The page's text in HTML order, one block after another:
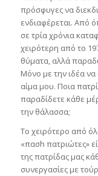
πρόσφυγες να
ενδιαφέρεται. Από
σε τρία χρόνια
χειρότερη από το
θύματα, αλλά
Μόνο με την ιδέα
αίμα μου. Ποια
παραδίδετε κάθε
την θάλασσα;
Το χειρότερο από
«πασh πατριώτες»
της πατρίδας μας
συνεργασίες με